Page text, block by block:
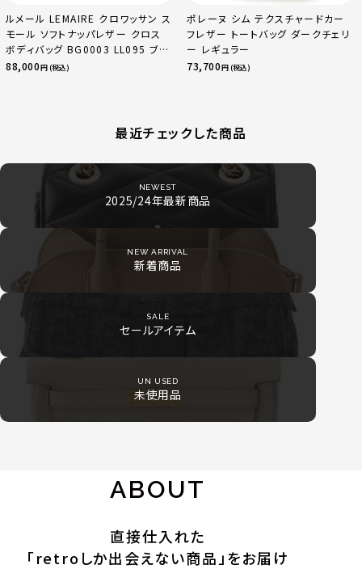
ルメール LEMAIRE クロワッサン ス
モール ソフトナッパレザー クロス
ボディバッグ BG0003 LL095 ブラ
ック
88,000円 (税込)
ポレーヌ シム テクスチャードカー
フレザー トートバッグ ダークチェリ
ー レギュラー
73,700円 (税込)
最近チェックした商品
NEWEST
2025/24年最新商品
NEW ARRIVAL
新着商品
SALE
セールアイテム
UN USED
未使用品
ABOUT
直接仕入れた
「retroしか出会えない商品」をお届け